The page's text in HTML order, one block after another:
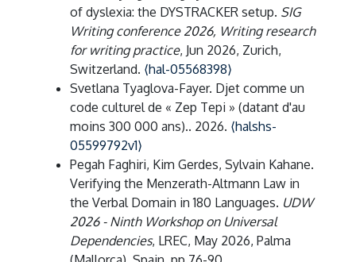
of dyslexia: the DYSTRACKER setup. SIG
Writing conference 2026, Writing research
for writing practice, Jun 2026, Zurich,
Switzerland. ⟨hal-05568398⟩
Svetlana Tyaglova-Fayer. Djet comme un
code culturel de « Zep Tepi » (datant d'au
moins 300 000 ans).. 2026. ⟨halshs-
05599792v1⟩
Pegah Faghiri, Kim Gerdes, Sylvain Kahane.
Verifying the Menzerath-Altmann Law in
the Verbal Domain in 180 Languages. UDW
2026 - Ninth Workshop on Universal
Dependencies, LREC, May 2026, Palma